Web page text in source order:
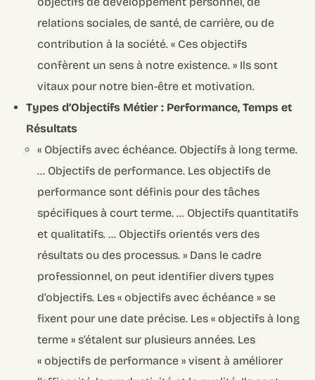
relations sociales, de santé, de carrière, ou de
contribution à la société. « Ces objectifs
confèrent un sens à notre existence. » Ils sont
vitaux pour notre bien-être et motivation.
Types d’Objectifs Métier : Performance, Temps et
Résultats
« Objectifs avec échéance. Objectifs à long terme.
… Objectifs de performance. Les objectifs de
performance sont définis pour des tâches
spécifiques à court terme. … Objectifs quantitatifs
et qualitatifs. … Objectifs orientés vers des
résultats ou des processus. » Dans le cadre
professionnel, on peut identifier divers types
d’objectifs. Les « objectifs avec échéance » se
fixent pour une date précise. Les « objectifs à long
terme » s’étalent sur plusieurs années. Les
« objectifs de performance » visent à améliorer